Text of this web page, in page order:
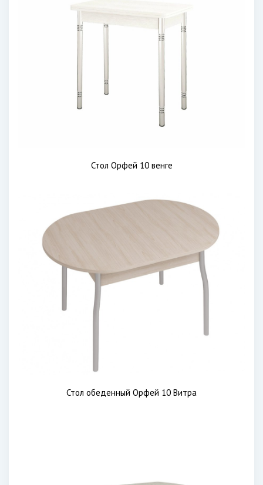
Стол Орфей 10 венге
Стол обеденный Орфей 10 Витра